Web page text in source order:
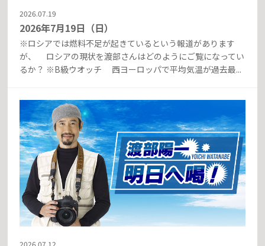
2026.07.19
2026年7月19日（日）
※ロシアでは燃料不足が起きているという報道があります
が、 ロシアの現状を渡部さんはどのようにご覧になってい
るか？ ※B級ウオッチ 西ヨーロッパで平均気温が過去最...